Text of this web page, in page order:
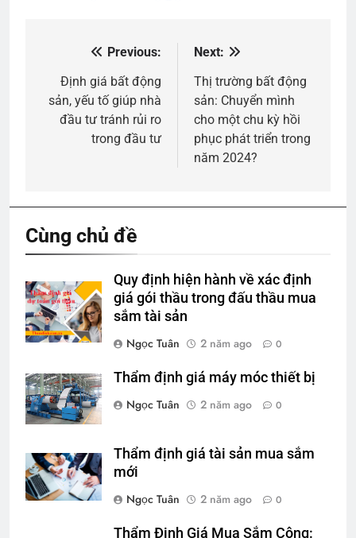
hướng
bài
Previous:
Định giá bất động
sản, yếu tố giúp nhà
đầu tư tránh rủi ro
trong đầu tư
Next:
Thị trường bất động
sản: Chuyển mình
cho một chu kỳ hồi
phục phát triển trong
năm 2024?
Cùng chủ đề
Quy định hiện hành về xác định
giá gói thầu trong đấu thầu mua
sắm tài sản
Ngọc Tuân
2 năm ago 0
Thẩm định giá máy móc thiết bị
Ngọc Tuân
2 năm ago 0
Thẩm định giá tài sản mua sắm
mới
Ngọc Tuân
2 năm ago 0
Thẩm Định Giá Mua Sắm Công: